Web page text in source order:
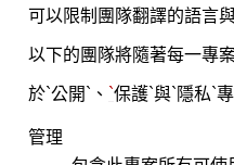
可以限制團隊翻譯的語言
以下的團隊將隨著每一專
於`公開`、 `保護`與`隱私`專
管理